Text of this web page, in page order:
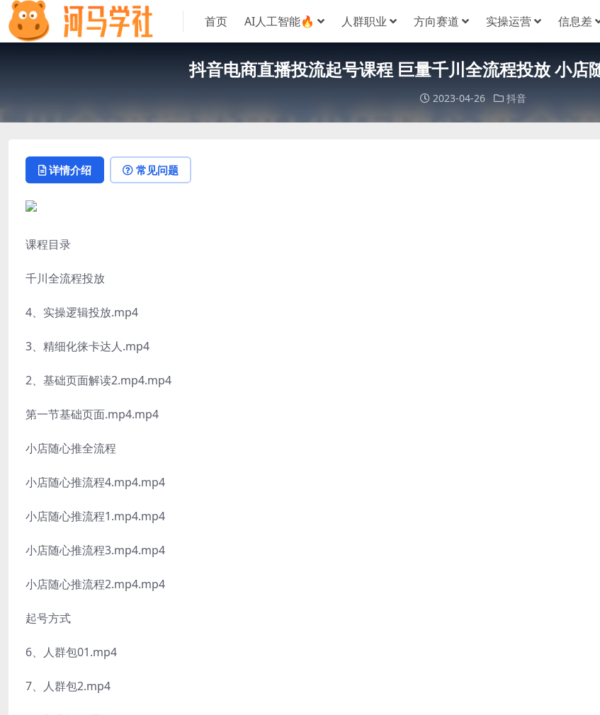
首页 AI人工智能🔥 人群职业 方向赛道 实操运营 信息差
抖音电商直播投流起号课程 巨量千川全流程投放 小店
2023-04-26 抖音
详情介绍 常见问题
课程目录
千川全流程投放
4、实操逻辑投放.mp4
3、精细化徕卡达人.mp4
2、基础页面解读2.mp4.mp4
第一节基础页面.mp4.mp4
小店随心推全流程
小店随心推流程4.mp4.mp4
小店随心推流程1.mp4.mp4
小店随心推流程3.mp4.mp4
小店随心推流程2.mp4.mp4
起号方式
6、人群包01.mp4
7、人群包2.mp4